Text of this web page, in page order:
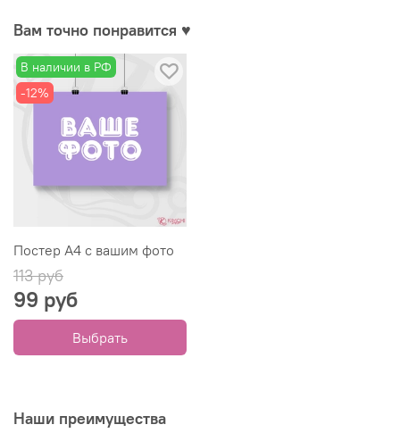
Вам точно понравится ♥
В наличии в РФ
-12%
Постер А4 с вашим фото
113 руб
99 руб
Выбрать
Наши преимущества